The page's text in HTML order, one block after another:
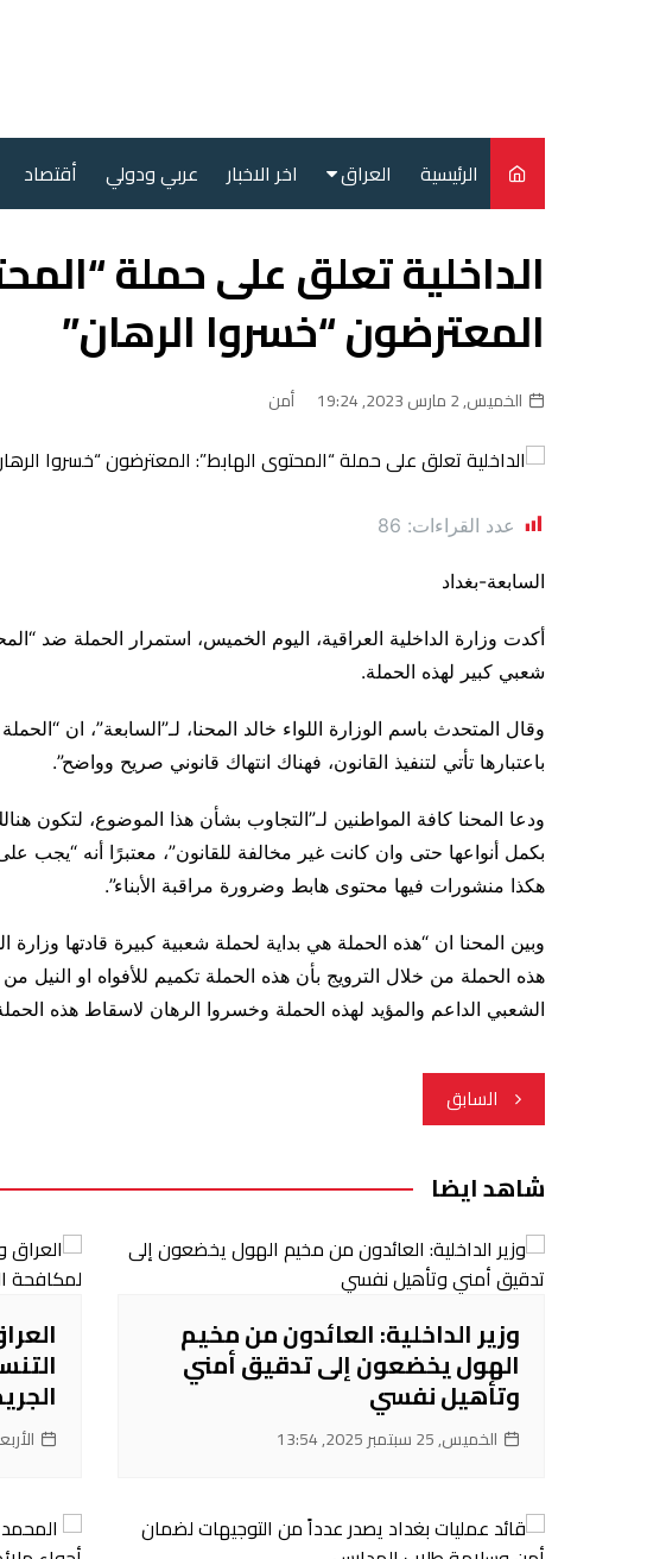
الرئيسية العراق
سياسة
محليات
اخر الاخبار عربي ودولي أقتصاد
الداخلية تعلق على حملة
المعترضون “خسروا الرهان”
الخميس, 2 مارس 2023, 19:24 أمن
عدد القراءات: 86
السابعة-بغداد
أكدت وزارة الداخلية العراقية، اليوم الخميس، استمرار الحملة ضد
شعبي كبير لهذه الحملة.
وقال المتحدث باسم الوزارة اللواء خالد المحنا، لـ”السابعة”، ان
باعتبارها تأتي لتنفيذ القانون، فهناك انتهاك قانوني صريح وواضح”.
ودعا المحنا كافة المواطنين لـ”التجاوب بشأن هذا الموضوع، لتكون
بكمل أنواعها حتى وان كانت غير مخالفة للقانون”، معتبرًا أنه “يجب
هكذا منشورات فيها محتوى هابط وضرورة مراقبة الأبناء”.
وبين المحنا ان “هذه الحملة هي بداية لحملة شعبية كبيرة قادتها
هذه الحملة من خلال الترويج بأن هذه الحملة تكميم للأفواه او النيل
الشعبي الداعم والمؤيد لهذه الحملة وخسروا الرهان لاسقاط هذه
تصفّح
المقالات
السابق
شاهد ايضا
وزير الداخلية: العائدون من مخيم
الهول يخضعون إلى تدقيق أمني
وتأهيل نفسي
الخميس, 25 سبتمبر 2025, 13:54 الأربعاء, 24